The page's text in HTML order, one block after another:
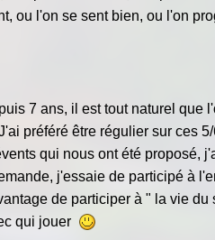
ou l'on se sent bien, ou l'on
7 ans, il est tout naturel que
préféré être régulier sur ces
qui nous ont été proposé,
j'essaie de participé à
de participer à " la vie du
qui jouer